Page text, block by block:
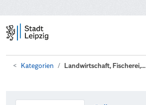
Kategorien Landwirtschaft, Fischerei,...